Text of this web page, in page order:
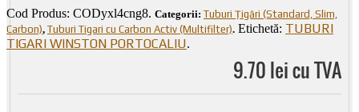
Cod Produs: CODyxl4cng8. Categorii: Tuburi Țigări (Standard, Slim,
Carbon), Tuburi Tigari cu Carbon Activ (Multifilter). Etichetă: TUBURI
TIGARI WINSTON PORTOCALIU.
9.70 lei cu TVA